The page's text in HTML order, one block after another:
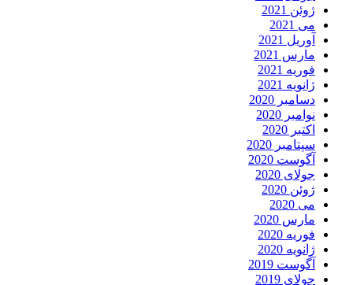
ژوئن 2021
می 2021
آوریل 2021
مارس 2021
فوریه 2021
ژانویه 2021
دسامبر 2020
نوامبر 2020
اکتبر 2020
سپتامبر 2020
آگوست 2020
جولای 2020
ژوئن 2020
می 2020
مارس 2020
فوریه 2020
ژانویه 2020
آگوست 2019
جولای 2019